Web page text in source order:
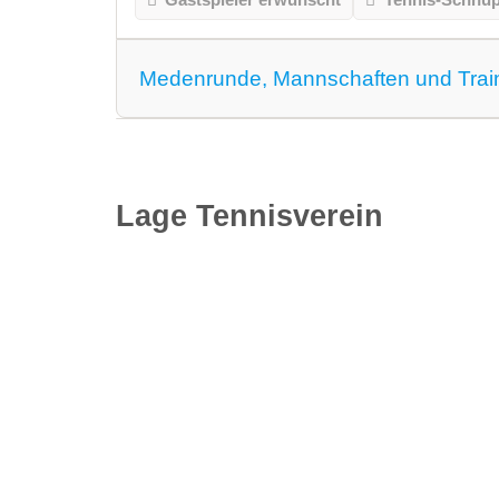
Medenrunde, Mannschaften und
Lage Tennisverein